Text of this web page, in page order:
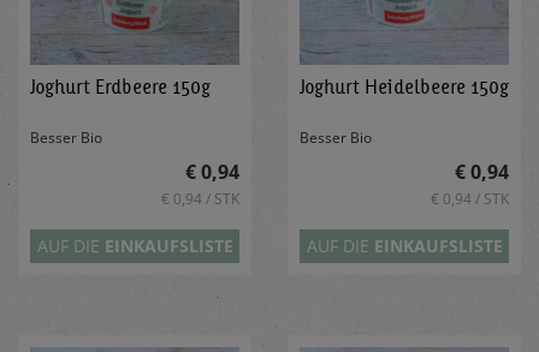
Joghurt Erdbeere 150g
Besser Bio
€ 0,94
€ 0,94 / STK
AUF DIE EINKAUFSLISTE
Joghurt Heidelbeere 150g
Besser Bio
€ 0,94
€ 0,94 / STK
AUF DIE EINKAUFSLISTE